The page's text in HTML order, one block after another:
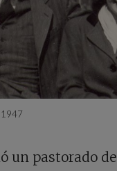
1947
un pastorado